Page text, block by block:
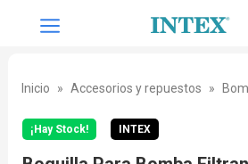
Inicio Accesorios y repuestos
¡Hay Stock! INTEX